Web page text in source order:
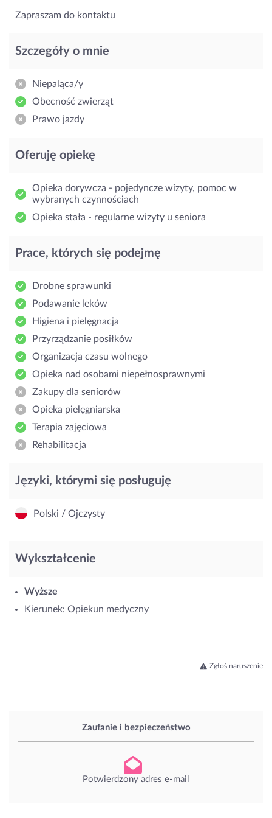
Zaufanie i bezpieczeństwo
Potwierdzony adres e-mail
Zapraszam do kontaktu
Szczegóły o mnie
Niepaląca/y
Obecność zwierząt
Prawo jazdy
Oferuję opiekę
Opieka dorywcza - pojedyncze wizyty, pomoc w
wybranych czynnościach
Opieka stała - regularne wizyty u seniora
Prace, których się podejmę
Drobne sprawunki
Podawanie leków
Higiena i pielęgnacja
Przyrządzanie posiłków
Organizacja czasu wolnego
Opieka nad osobami niepełnosprawnymi
Zakupy dla seniorów
Opieka pielęgniarska
Terapia zajęciowa
Rehabilitacja
Języki, którymi się posługuję
Polski / Ojczysty
Wykształcenie
Wyższe
Kierunek: Opiekun medyczny
Zgłoś naruszenie